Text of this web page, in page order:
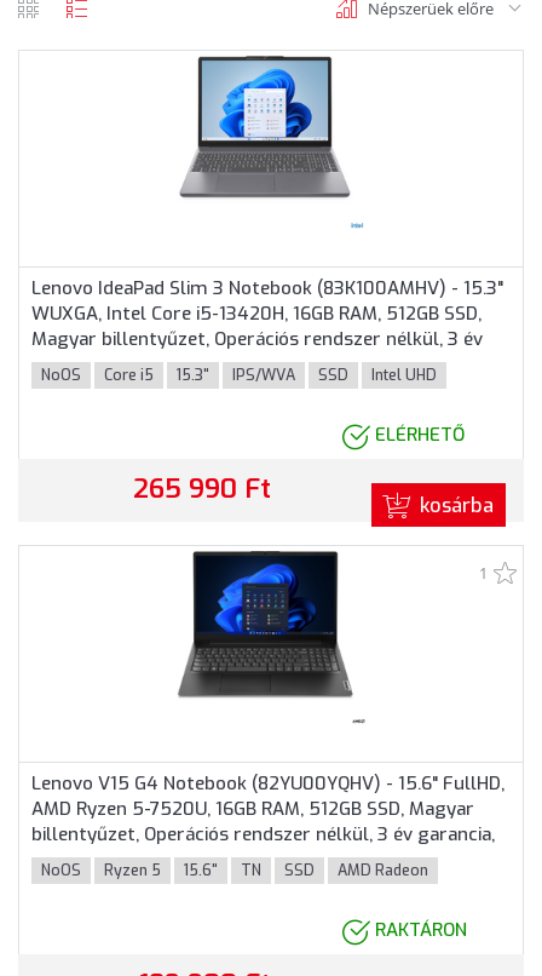
Népszerüek előre
Lenovo IdeaPad Slim 3 Notebook (83K100AMHV) - 15.3"
WUXGA, Intel Core i5-13420H, 16GB RAM, 512GB SSD,
Magyar billentyűzet, Operációs rendszer nélkül, 3 év
garancia, Szürke színben
NoOS Core i5 15.3" IPS/WVA SSD Intel UHD
ELÉRHETŐ
265 990 Ft kosárba
1
Lenovo V15 G4 Notebook (82YU00YQHV) - 15.6" FullHD,
AMD Ryzen 5-7520U, 16GB RAM, 512GB SSD, Magyar
billentyűzet, Operációs rendszer nélkül, 3 év garancia,
Fekete színben
NoOS Ryzen 5 15.6" TN SSD AMD Radeon
RAKTÁRON